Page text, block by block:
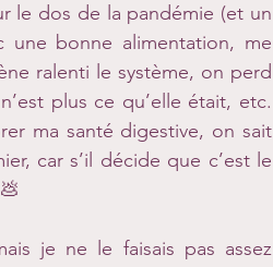
le dos de la pandémie (et un
bonne alimentation, me
ralenti le système, on perd
plus ce qu’elle était, etc.
ma santé digestive, on sait
car s’il décide que c’est le
je ne le faisais pas assez